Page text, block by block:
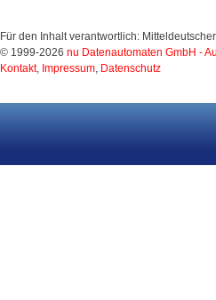
Für den Inhalt verantwortlich:
© 1999-2026 nu Datenautomaten GmbH -
Kontakt, Impressum, Datenschutz